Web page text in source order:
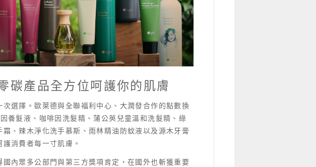
碳產品全方位呵護你的肌膚
選擇。歐萊德與全聯福利中心、大潤發合作的點數換
養髮液、咖啡因洗髮精、蒲公英兒童溫和洗髮精、綠
、辣木淨化洗手慕斯、雨林精油防蚊液以及源木牙膏
消費者每一寸肌膚。
內眾多公部門與第三方獎項肯定，在國外也斬獲重要